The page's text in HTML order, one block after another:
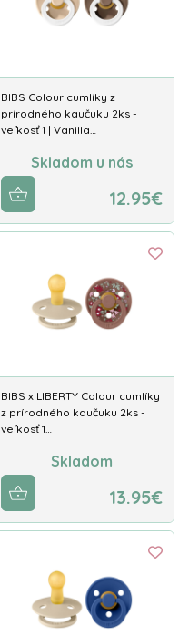
BIBS Colour cumlíky z
prírodného kaučuku 2ks -
veľkosť 1 | Vanilla…
Skladom u nás
12.95€
BIBS x LIBERTY Colour cumlíky
z prírodného kaučuku 2ks -
veľkosť 1…
Skladom
13.95€